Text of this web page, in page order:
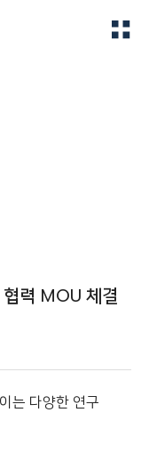
력 MOU 체결
는 다양한 연구